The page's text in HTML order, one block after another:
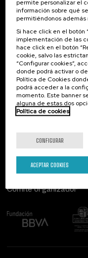
Suscribirse
Contacto
Palacio Miramar
Paseo de Miraconcha, 48
20007 Donostia / San
Gipuzkoa, Spain
Contacta con nosotros
Comité organizador
permite personalizar el
información sobre qué
permitiéndonos además
Si hace click en el botón
implementación de las
hace click en el botón
cookie, salvo las
“Configurar cookies”,
donde podrá activar o
Política de Cookies
podrá acceder a la
momento. Este banner
alguna de estas dos
Política de cookies
CONFIGURAR
ACEPTAR COOKIES